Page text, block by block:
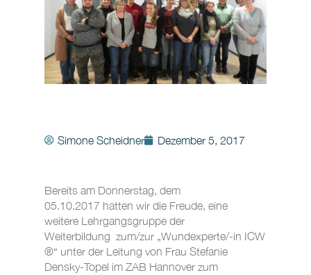
Simone Scheidner Dezember 5, 2017
Bereits am Donnerstag, dem
05.10.2017 hatten wir die Freude, eine
weitere Lehrgangsgruppe der
Weiterbildung zum/zur „Wundexperte/-in ICW
®“ unter der Leitung von Frau Stefanie
Densky-Topel im ZAB Hannover zum